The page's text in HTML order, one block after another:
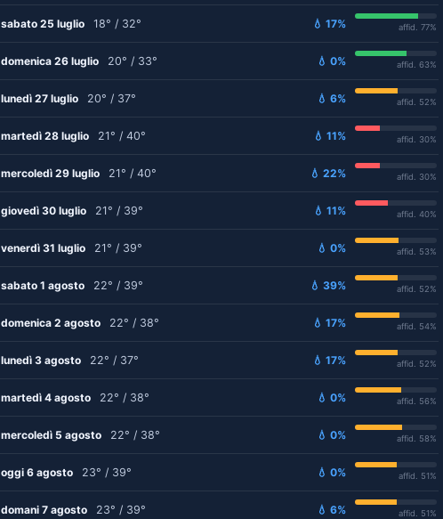
sabato 25 luglio 18° / 32° 💧 17% affid. 77%
domenica 26 luglio 20° / 33° 💧 0% affid. 63%
lunedì 27 luglio 20° / 37° 💧 6% affid. 52%
martedì 28 luglio 21° / 40° 💧 11% affid. 30%
mercoledì 29 luglio 21° / 40° 💧 22% affid. 30%
giovedì 30 luglio 21° / 39° 💧 11% affid. 40%
venerdì 31 luglio 21° / 39° 💧 0% affid. 53%
sabato 1 agosto 22° / 39° 💧 39% affid. 52%
domenica 2 agosto 22° / 38° 💧 17% affid. 54%
lunedì 3 agosto 22° / 37° 💧 17% affid. 52%
martedì 4 agosto 22° / 38° 💧 0% affid. 56%
mercoledì 5 agosto 22° / 38° 💧 0% affid. 58%
oggi 6 agosto 23° / 39° 💧 0% affid. 51%
domani 7 agosto 23° / 39° 💧 6% affid. 51%